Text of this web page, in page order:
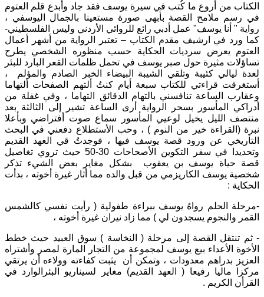
الكتاب من أروع ما كُتب في سيرة يوسف فقد جاد وأبدع قلم العتوم
في رسم ملامح القصة بأبهى صورة مستعينا بالجمال اليوسفي ،
رواية " أنا يوسف" عمل أدبي رائع للروائي الأردني وليس الفلسطيني-
كما ورد في ارشيف مقدم الكتاب – تعتبر الرواية من أشهر أعمال
العتوم يعرض سرديات الحكاية حسب منظوره الشخصي يطرح
تساؤلات مثيرة حول صبر يوسف في تحمل ظلمات القعر البارد للبئر
لعدة ليالي كئيبة وتلقي الشيبة البيضاء الخبر الصادم والمؤلم ،
أستغرقت قراءتي للكتاب سبعة أيام كنتُ ألتهم الصفحات ألتهاما
وعقارب الساعة تنافسني بالتهام الدقائق التهاما ، وفي غفلة من
أدراكي المأسور بسحر الرواية أرى الساعة تشير إلى الثالثة بعد
منتصف الليل يخيل لوعيي المأسور سماع صوت أفتراضي وبأعلا
نبرة (القراءة خير من النوم ) ، وحب الأستطلاع دفعني في البحث
التأريخي عن ورود قصة يوسف فيها ، فوجدتُ قي العهد القديم
وتحديدا في سفر التكوين الأصحاحات 30-50 حيث تروي تغاصيل
قصة حياة يوسف بن يعقوب بشكل مغاير بعض الشيء تذكر
شخصية يوسف الكاريزمي من قبل والده مما أثار غيرة أخوته ، بدأت
الحكاية :
-مرحلة الحلم رواهُ يوسف ببراءة طفولية ( رأيت نفسي كالشمس
القمر والنجوم يسجدون لي ) مما زاد نيران غيرة أخوته ،
- ثم تنتقل القصة إلى مرحلة ( النخاسة ) سوق العبيد حيث خطط
الأخوة الأعداء بيع يوسف لمجموعة من التجار المارة لمصر وأشتراه
العزيز بدراهم معدودات ، وتمكن أن يثبت كفاءته وولاءه أن يرتقي
مركزا ماليا رفيعا ( العهد القديم) مغاير لسيناريو البئرالوارد في
القرأن الكريم .